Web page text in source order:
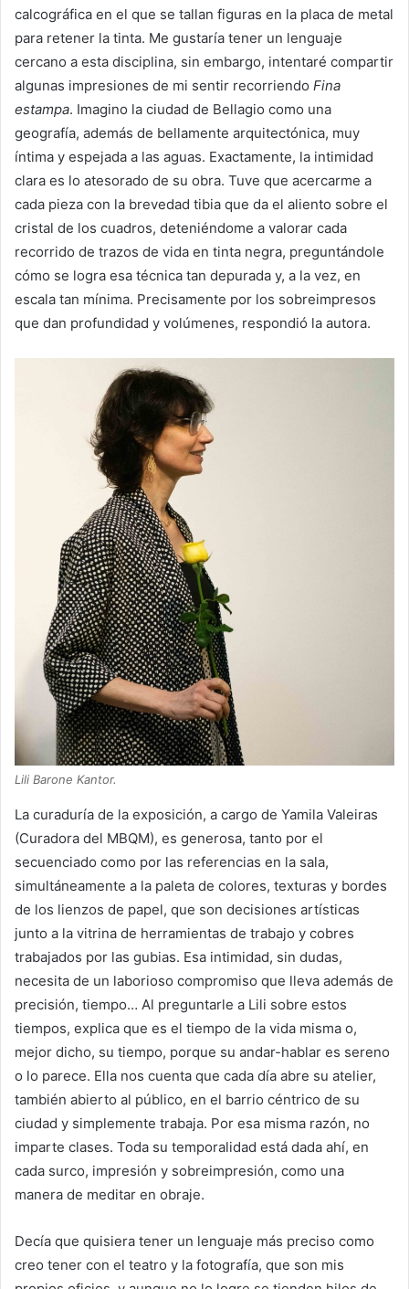
calcográfica en el que se tallan figuras en la placa de metal
para retener la tinta. Me gustaría tener un lenguaje
cercano a esta disciplina, sin embargo, intentaré compartir
algunas impresiones de mi sentir recorriendo Fina
estampa. Imagino la ciudad de Bellagio como una
geografía, además de bellamente arquitectónica, muy
íntima y espejada a las aguas. Exactamente, la intimidad
clara es lo atesorado de su obra. Tuve que acercarme a
cada pieza con la brevedad tibia que da el aliento sobre el
cristal de los cuadros, deteniéndome a valorar cada
recorrido de trazos de vida en tinta negra, preguntándole
cómo se logra esa técnica tan depurada y, a la vez, en
escala tan mínima. Precisamente por los sobreimpresos
que dan profundidad y volúmenes, respondió la autora.
Lili Barone Kantor.
La curaduría de la exposición, a cargo de Yamila Valeiras
(Curadora del MBQM), es generosa, tanto por el
secuenciado como por las referencias en la sala,
simultáneamente a la paleta de colores, texturas y bordes
de los lienzos de papel, que son decisiones artísticas
junto a la vitrina de herramientas de trabajo y cobres
trabajados por las gubias. Esa intimidad, sin dudas,
necesita de un laborioso compromiso que lleva además de
precisión, tiempo… Al preguntarle a Lili sobre estos
tiempos, explica que es el tiempo de la vida misma o,
mejor dicho, su tiempo, porque su andar-hablar es sereno
o lo parece. Ella nos cuenta que cada día abre su atelier,
también abierto al público, en el barrio céntrico de su
ciudad y simplemente trabaja. Por esa misma razón, no
imparte clases. Toda su temporalidad está dada ahí, en
cada surco, impresión y sobreimpresión, como una
manera de meditar en obraje.
Decía que quisiera tener un lenguaje más preciso como
creo tener con el teatro y la fotografía, que son mis